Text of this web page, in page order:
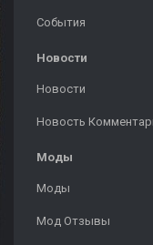
События
Новости
Новости
Новость
Моды
Моды
Мод Отзывы